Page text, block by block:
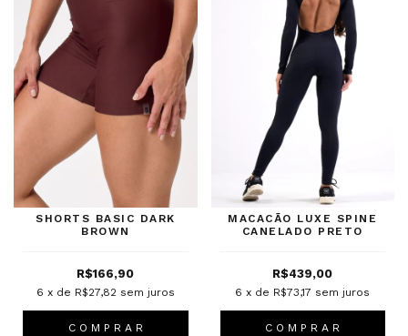
SHORTS BASIC DARK
BROWN
R$166,90
6 x de R$27,82 sem juros
C O M P R A R
MACACÃO LUXE SPINE
CANELADO PRETO
R$439,00
6 x de R$73,17 sem juros
C O M P R A R